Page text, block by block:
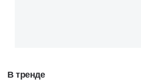
В тренде